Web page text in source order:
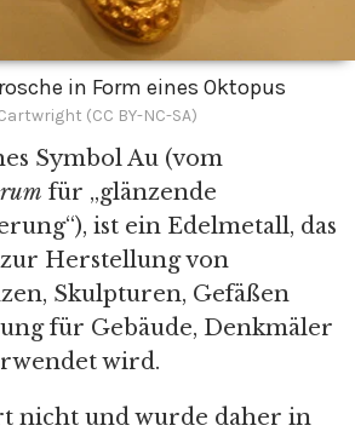
in Form eines Oktopus
(CC BY-NC-SA)
Symbol Au (vom
für „glänzende
ist ein Edelmetall, das
Herstellung von
Skulpturen, Gefäßen
für Gebäude, Denkmäler
wird.
nicht und wurde daher in